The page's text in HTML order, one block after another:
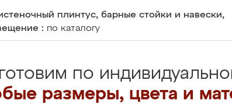
плинтус, барные стойки и навески,
: по каталогу
по
размеры, цвета и